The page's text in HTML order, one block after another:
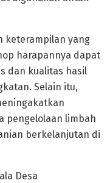
keterampilan yang
harapannya dapat
dan kualitas hasil
Selain itu,
pengelolaan limbah
berkelanjutan di
Desa